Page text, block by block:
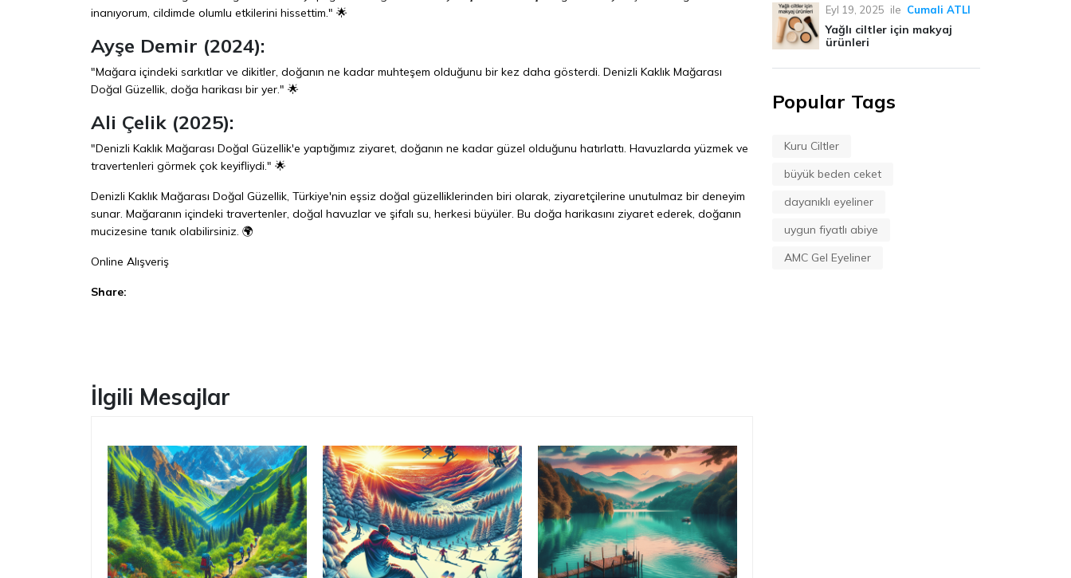
inanıyorum, cildimde olumlu etkilerini hissettim." 🌟
Ayşe Demir (2024):
"Mağara içindeki sarkıtlar ve dikitler, doğanın ne kadar muhteşem olduğunu bir kez daha gösterdi. Denizli Kaklık Mağarası
Doğal Güzellik, doğa harikası bir yer." 🌟
Ali Çelik (2025):
"Denizli Kaklık Mağarası Doğal Güzellik'e yaptığımız ziyaret, doğanın ne kadar güzel olduğunu hatırlattı. Havuzlarda yüzmek ve
travertenleri görmek çok keyifliydi." 🌟
Denizli Kaklık Mağarası Doğal Güzellik, Türkiye'nin eşsiz doğal güzelliklerinden biri olarak, ziyaretçilerine unutulmaz bir deneyim
sunar. Mağaranın içindeki travertenler, doğal havuzlar ve şifalı su, herkesi büyüler. Bu doğa harikasını ziyaret ederek, doğanın
mucizesine tanık olabilirsiniz. 🌍
Online Alışveriş
Share:
İlgili Mesajlar
Eyl 19, 2025 ile Cumali ATLI
Yağlı ciltler için makyaj
ürünleri
Popular Tags
Kuru Ciltler
büyük beden ceket
dayanıklı eyeliner
uygun fiyatlı abiye
AMC Gel Eyeliner